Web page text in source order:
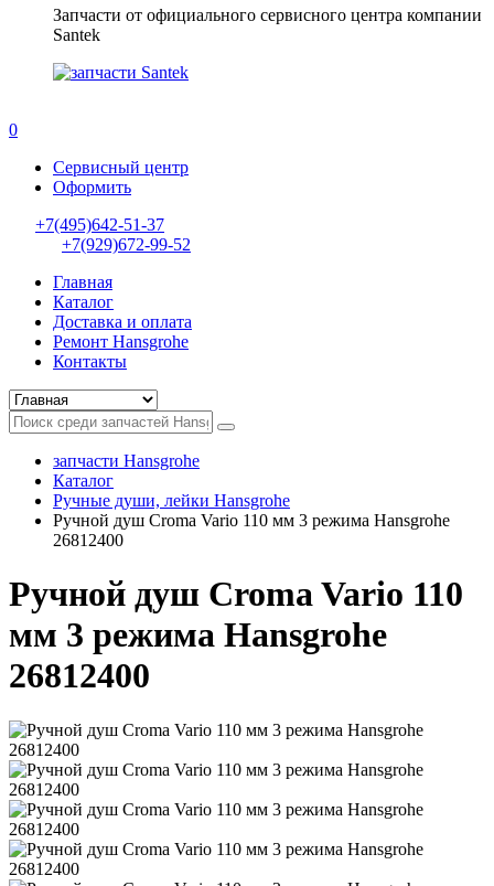
Запчасти от официального сервисного центра компании
Santek
0
Сервисный центр
Оформить
+7(495)642-51-37
+7(929)672-99-52
Главная
Каталог
Доставка и оплата
Ремонт Hansgrohe
Контакты
запчасти Hansgrohe
Каталог
Ручные души, лейки Hansgrohe
Ручной душ Croma Vario 110 мм 3 режима Hansgrohe
26812400
Ручной душ Croma Vario 110
мм 3 режима Hansgrohe
26812400